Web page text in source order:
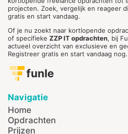
projecten. Zoek, vergelijk en reageer
gratis en start vandaag.
Of je nu zoekt naar kortlopende
of specifieke ZZP IT opdrachten, bij
actueel overzicht van exclusieve en
Registreer gratis en start vandaag nog.
funle
Navigatie
Home
Opdrachten
Prijzen